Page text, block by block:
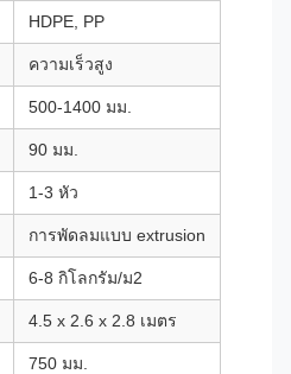
HDPE, PP
ความเร็วสูง
500-1400 มม.
90 มม.
1-3 หัว
การพัดลมแบบ extrusion
6-8 กิโลกรัม/ม2
4.5 x 2.6 x 2.8 เมตร
750 มม.